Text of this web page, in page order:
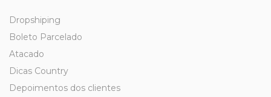
Dropshiping
Boleto Parcelado
Atacado
Dicas Country
Depoimentos dos clientes